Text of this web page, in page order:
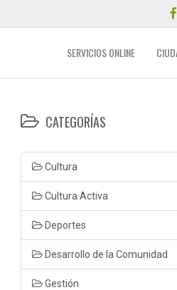
SERVICIOS ONLINE
CATEGORÍAS
Cultura
Cultura Activa
Deportes
Desarrollo de la Comunidad
Gestión